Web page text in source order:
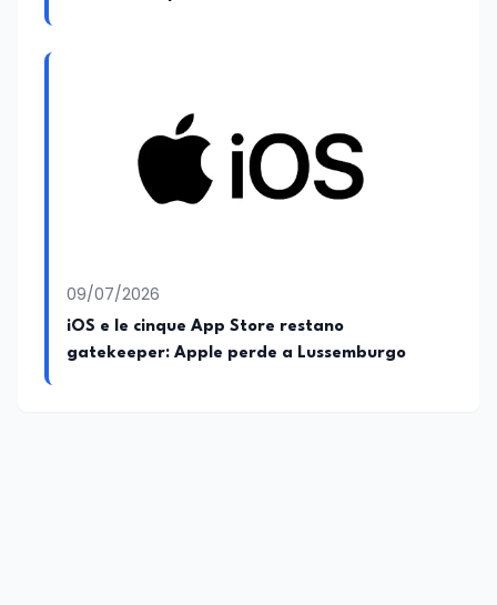
09/07/2026
iOS e le cinque App Store restano
gatekeeper: Apple perde a Lussemburgo